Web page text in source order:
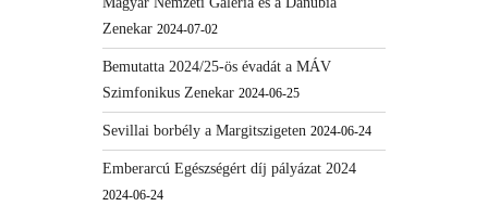
Zenekar 2024-07-02
Bemutatta 2024/25-ös évadát a MÁV
Szimfonikus Zenekar 2024-06-25
Sevillai borbély a Margitszigeten 2024-06-24
Emberarcú Egészségért díj pályázat 2024
2024-06-24